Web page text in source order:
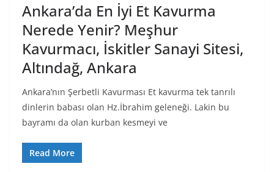
Ankara’da En İyi Et Kavurma
Nerede Yenir? Meşhur
Kavurmacı, İskitler Sanayi Sitesi,
Altındağ, Ankara
Ankara’nın Şerbetli Kavurması Et kavurma tek tanrılı
dinlerin babası olan Hz.İbrahim geleneği. Lakin bu
bayramı da olan kurban kesmeyi ve
Read More